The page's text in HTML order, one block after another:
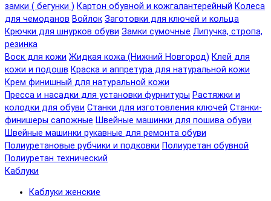
замки ( бегунки ) Картон обувной и кожгалантерейный Колеса
для чемоданов Войлок Заготовки для ключей и кольца
Крючки для шнурков обуви Замки сумочные Липучка, стропа,
резинка
Воск для кожи Жидкая кожа (Нижний Новгород) Клей для
кожи и подошв Краска и аппретура для натуральной кожи
Крем финишный для натуральной кожи
Пресса и насадки для установки фурнитуры Растяжки и
колодки для обуви Станки для изготовления ключей Станки-
финишеры сапожные Швейные машинки для пошива обуви
Швейные машинки рукавные для ремонта обуви
Полиуретановые рубчики и подковки Полиуретан обувной
Полиуретан технический
Каблуки
Каблуки женские